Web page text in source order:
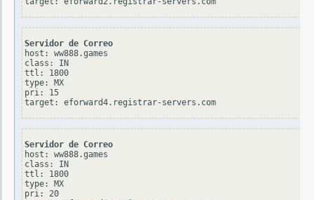
Servidor de Correo
host: ww888.games
class: IN
ttl: 1800
type: MX
pri: 15
Servidor de Correo
host: ww888.games
class: IN
ttl: 1800
type: MX
pri: 20